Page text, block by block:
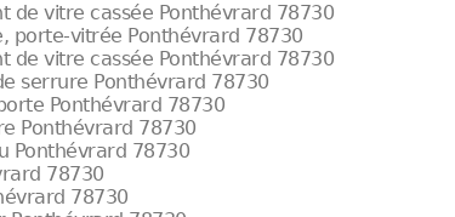
de vitre cassée Ponthévrard 78730
porte-vitrée Ponthévrard 78730
de vitre cassée Ponthévrard 78730
serrure Ponthévrard 78730
Ponthévrard 78730
Ponthévrard 78730
Ponthévrard 78730
78730
78730